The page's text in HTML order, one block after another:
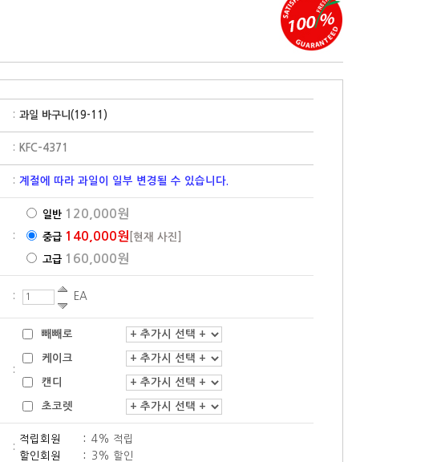
: 과일 바구니(19-11)
: KFC-4371
: 계절에 따라 과일이 일부 변경될 수 있습니다.
:
일반 120,000원
중급 140,000원 [현재 사진]
고급 160,000원
: EA
:
빼빼로
케이크
캔디
초코렛
:
적립회원 :
4% 적립
할인회원
: 3% 할인